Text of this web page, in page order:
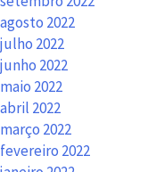
agosto 2022
julho 2022
junho 2022
maio 2022
abril 2022
março 2022
fevereiro 2022